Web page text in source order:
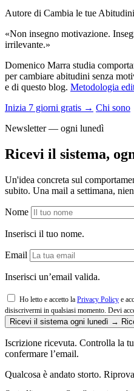
Autore di Cambia le tue Abitudini
«Non insegno motivazione.
irrilevante.»
Domenico Marra studia
per cambiare abitudini senza
e di questo blog. Metodologia
Inizia 7 giorni gratis → Chi sono
Newsletter — ogni lunedì
Ricevi il sistema,
Un'idea concreta sul
subito. Una mail a settimana,
Nome
Inserisci il tuo nome.
Email
Inserisci un’email valida.
Ho letto e accetto la Privacy Policy e
disiscrivermi in qualsiasi momento.
Devi
Ricevi il sistema ogni lunedì →
Iscrizione ricevuta. Controlla la
confermare l’email.
Qualcosa è andato storto.